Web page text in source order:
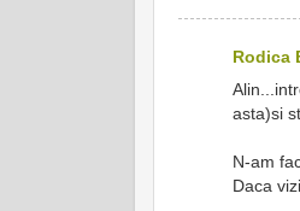
Rodica
asta)si
N-am
Daca